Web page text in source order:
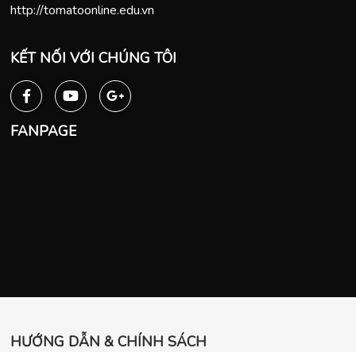
http://tomatoonline.edu.vn
KẾT NỐI VỚI CHÚNG TÔI
FANPAGE
HƯỚNG DẪN & CHÍNH SÁCH